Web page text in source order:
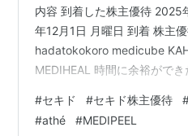
内容 到着した株主優待
年12月1日 月曜日 到着 株主
hadatokokoro medicube
MEDIHEAL 時間に余裕がで
ド 株主優待 到着 いつ届く こ
主優待が到着したので、いつ
#セキド #セキド株主優待
#athé #MEDIPEEL